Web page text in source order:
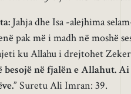
Jahja dhe Isa -alejhima
pak më i madh në moshë
ku Allahu i drejtohet
besojë në fjalën e Allahut.
Suretu Ali Imran: 39.